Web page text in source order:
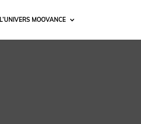
L’UNIVERS MOOVANCE